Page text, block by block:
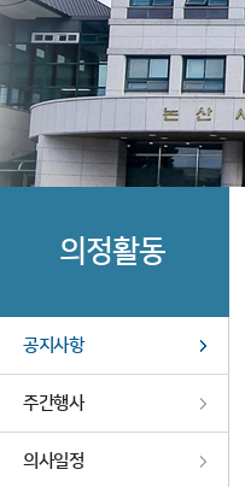
의정활동
공지사항
주간행사
의사일정